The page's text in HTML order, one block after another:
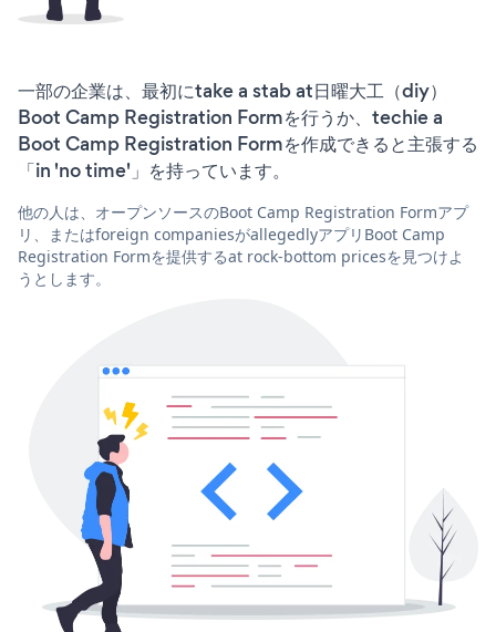
一部の企業は、最初にtake a stab at日曜大工（diy）
Boot Camp Registration Formを行うか、techie a
Boot Camp Registration Formを作成できると主張する
「in 'no time'」を持っています。
他の人は、オープンソースのBoot Camp Registration Formアプ
リ、またはforeign companiesがallegedlyアプリBoot Camp
Registration Formを提供するat rock-bottom pricesを見つけよ
うとします。